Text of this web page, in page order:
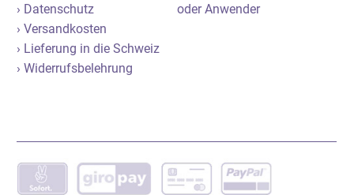
Gewerbegebiet 2, D-82399 Raisting
Tel.: +49 8807 940800
› Datenschutz
› Versandkosten
› Lieferung in die Schweiz
› Widerrufsbelehrung
oder Anwender